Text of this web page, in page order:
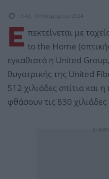
15:43, 18 Νοεμβρίου 2024
Ε πεκτείνεται με
to the Home
εγκαθιστά η United
θυγατρικής της United
512 χιλιάδες σπίτια και
φθάσουν τις 830